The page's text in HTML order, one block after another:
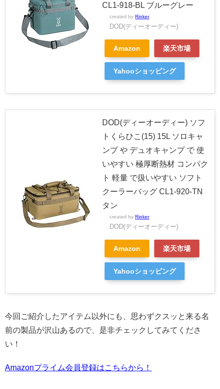
CL1-918-BL ブルーグレー
created by Rinker
DOD(ディーオーディー)
Amazon 楽天市場
Yahooショッピング
DOD(ディーオーディー) ソフ
トくらひこ(15) 15L ソロキャ
ンプ や デュオキャンプ で 使
いやすい 極厚断熱材 コンパク
ト 軽量 で扱いやすい ソフト
クーラーバッグ CL1-920-TN
タン
created by Rinker
DOD(ディーオーディー)
Amazon 楽天市場
Yahooショッピング
今回ご紹介したアイテム以外にも、思わずクスッと来る名
前の製品が沢山あるので、是非チェックしてみてくださ
い！
Amazonプライム会員登録はこちらから！